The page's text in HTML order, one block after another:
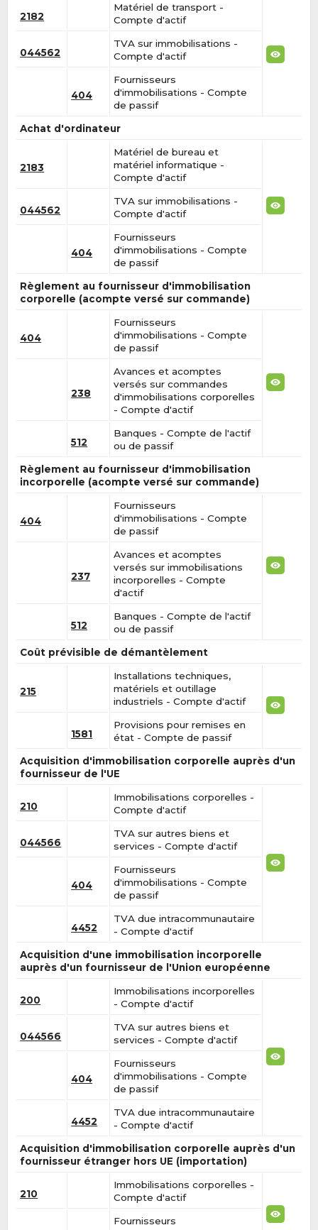
2182
Matériel de transport -
Compte d'actif
044562
TVA sur immobilisations -
Compte d'actif
404
Fournisseurs
d'immobilisations - Compte
de passif
Achat d'ordinateur
2183
Matériel de bureau et
matériel informatique -
Compte d'actif
044562
TVA sur immobilisations -
Compte d'actif
404
Fournisseurs
d'immobilisations - Compte
de passif
Règlement au fournisseur d'immobilisation
corporelle (acompte versé sur commande)
404
Fournisseurs
d'immobilisations - Compte
de passif
238
Avances et acomptes
versés sur commandes
d'immobilisations corporelles
- Compte d'actif
512
Banques - Compte de l'actif
ou de passif
Règlement au fournisseur d'immobilisation
incorporelle (acompte versé sur commande)
404
Fournisseurs
d'immobilisations - Compte
de passif
237
Avances et acomptes
versés sur immobilisations
incorporelles - Compte
d'actif
512
Banques - Compte de l'actif
ou de passif
Coût prévisible de démantèlement
215
Installations techniques,
matériels et outillage
industriels - Compte d'actif
1581
Provisions pour remises en
état - Compte de passif
Acquisition d'immobilisation corporelle auprès d'un
fournisseur de l'UE
210
Immobilisations corporelles -
Compte d'actif
044566
TVA sur autres biens et
services - Compte d'actif
404
Fournisseurs
d'immobilisations - Compte
de passif
4452
TVA due intracommunautaire
- Compte d'actif
Acquisition d'une immobilisation incorporelle
auprès d'un fournisseur de l'Union européenne
200
Immobilisations incorporelles
- Compte d'actif
044566
TVA sur autres biens et
services - Compte d'actif
404
Fournisseurs
d'immobilisations - Compte
de passif
4452
TVA due intracommunautaire
- Compte d'actif
Acquisition d'immobilisation corporelle auprès d'un
fournisseur étranger hors UE (importation)
210
Immobilisations corporelles -
Compte d'actif
Fournisseurs